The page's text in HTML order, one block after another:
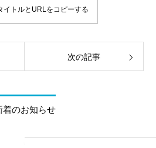
イトルとURLをコピーする
次の記事
着のお知らせ